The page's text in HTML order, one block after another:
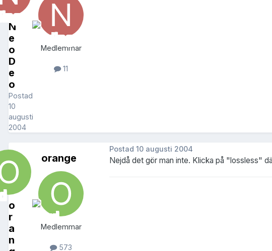
N
e
o
D
e
o
Postad
10
augusti
2004
Medlemmar
11
o
r
a
n
orange
Medlemmar
573
Postad 10 augusti 2004
Nejdå det gör man inte. Klicka på "lossless"